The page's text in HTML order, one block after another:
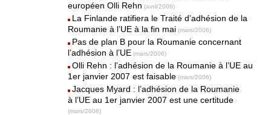
européen Olli Rehn (avril/2006)
La Finlande ratifiera le Traité d’adhésion de la
Roumanie à l’UE à la fin mai (mars/2006)
Pas de plan B pour la Roumanie concernant
l’adhésion à l’UE (mars/2006)
Olli Rehn : l’adhésion de la Roumanie à l’UE au
1er janvier 2007 est faisable (mars/2006)
Jacques Myard : l’adhésion de la Roumanie
à l’UE au 1er janvier 2007 est une certitude
(mars/2006)